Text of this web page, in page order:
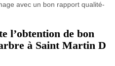
avec un bon rapport qualité-
l’obtention de bon
à Saint Martin D